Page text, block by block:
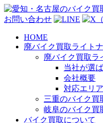
お問い合わせ
HOME
廃バイク買取ライト
廃バイク買取ラ
当社が選
会社概要
対応エリア
三重のバイク買
岐阜のバイク買
バイク買取について